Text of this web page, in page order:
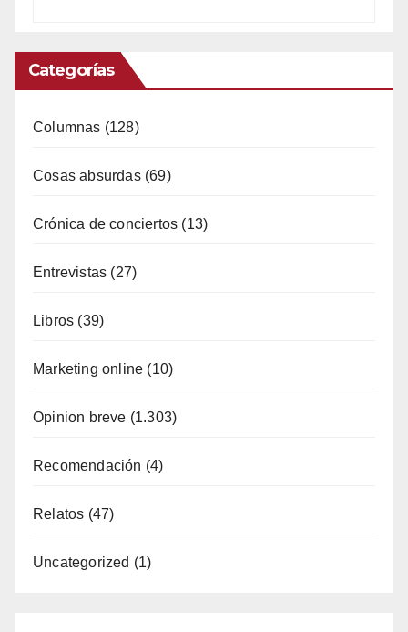
Categorías
Columnas (128)
Cosas absurdas(69)
Crónica de conciertos (13)
Entrevistas (27)
Libros (39)
Marketing online (10)
Opinion breve (1.303)
Recomendación (4)
Relatos (47)
Uncategorized (1)